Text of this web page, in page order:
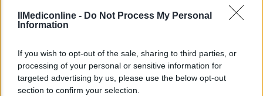
IlMediconline - Do Not Process My Personal
Information
If you wish to opt-out of the sale, sharing to third parties, or
processing of your personal or sensitive information for
targeted advertising by us, please use the below opt-out
section to confirm your selection.
Le fiduciarie di emanazione bancaria a
supporto delle operazioni di finanza
straordinaria e riassetti societari: intervista ad